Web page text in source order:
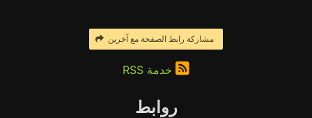
مشاركة رابط الصفحة مع آخرين
خدمة RSS
روابط